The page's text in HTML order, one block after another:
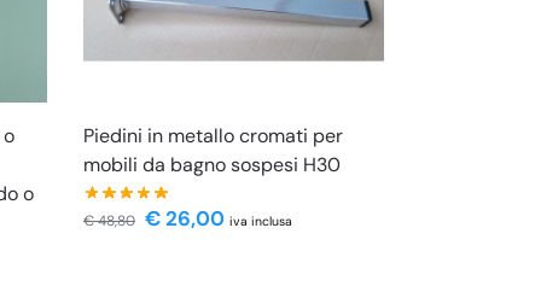
o
Piedini in metallo cromati per
mobili da bagno sospesi H30
€48,80 €26,00 iva inclusa